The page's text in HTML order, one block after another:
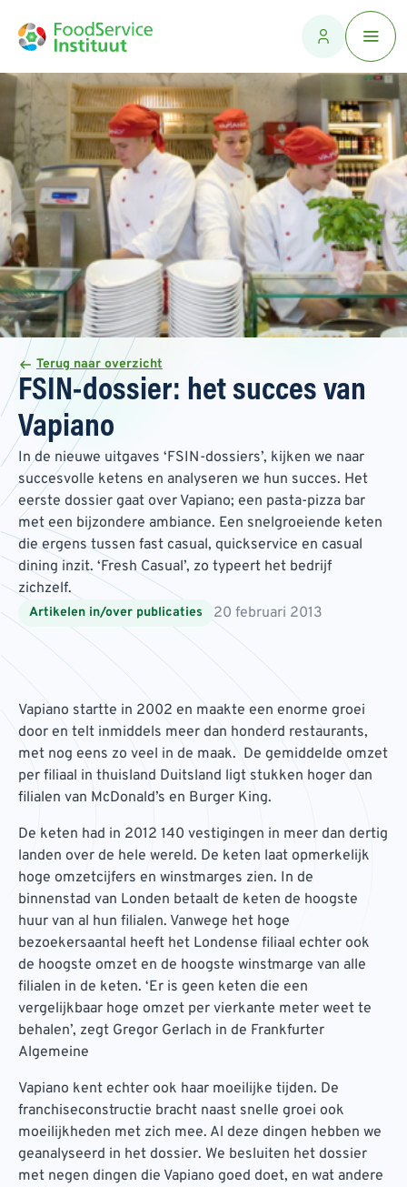
Terug naar overzicht
FSIN-dossier: het succes van
Vapiano
In de nieuwe uitgaves ‘FSIN-dossiers’, kijken we naar
succesvolle ketens en analyseren we hun succes. Het
eerste dossier gaat over Vapiano; een pasta-pizza bar
met een bijzondere ambiance. Een snelgroeiende keten
die ergens tussen fast casual, quickservice en casual
dining inzit. ‘Fresh Casual’, zo typeert het bedrijf
zichzelf.
Artikelen in/over publicaties 20 februari 2013
Vapiano startte in 2002 en maakte een enorme groei
door en telt inmiddels meer dan honderd restaurants,
met nog eens zo veel in de maak. De gemiddelde omzet
per filiaal in thuisland Duitsland ligt stukken hoger dan
filialen van McDonald’s en Burger King.
De keten had in 2012 140 vestigingen in meer dan dertig
landen over de hele wereld. De keten laat opmerkelijk
hoge omzetcijfers en winstmarges zien. In de
binnenstad van Londen betaalt de keten de hoogste
huur van al hun filialen. Vanwege het hoge
bezoekersaantal heeft het Londense filiaal echter ook
de hoogste omzet en de hoogste winstmarge van alle
filialen in de keten. ‘Er is geen keten die een
vergelijkbaar hoge omzet per vierkante meter weet te
behalen’, zegt Gregor Gerlach in de Frankfurter
Algemeine
Vapiano kent echter ook haar moeilijke tijden. De
franchiseconstructie bracht naast snelle groei ook
moeilijkheden met zich mee. Al deze dingen hebben we
geanalyseerd in het dossier. We besluiten het dossier
met negen dingen die Vapiano goed doet, en wat andere